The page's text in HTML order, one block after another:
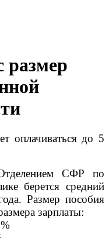
размер
оплачиваться до 5
СФР по
берется средний
Размер пособия
зарплаты: